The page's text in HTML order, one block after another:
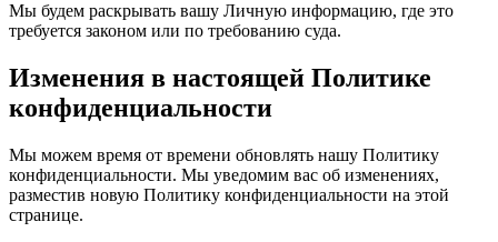
Мы будем раскрывать вашу Личную информацию, где это
требуется законом или по требованию суда.
Изменения в настоящей Политике
конфиденциальности
Мы можем время от времени обновлять нашу Политику
конфиденциальности. Мы уведомим вас об изменениях,
разместив новую Политику конфиденциальности на этой
странице.